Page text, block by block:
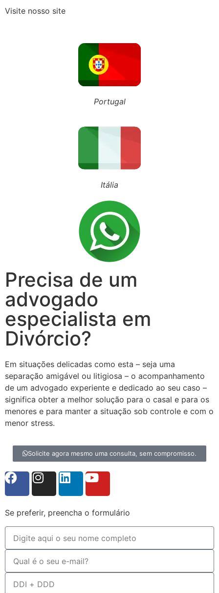
Siga nosso Tiktok
Precisa de um
advogado
especialista em
Divórcio?
Em situações delicadas como esta – seja uma
separação amigável ou litigiosa – o acompanhamento
de um advogado experiente e dedicado ao seu caso –
significa obter a melhor solução para o casal e para os
menores e para manter a situação sob controle e com o
menor stress.
Solicite agora mesmo uma consulta, sem compromisso.
Se preferir, preencha o formulário
Visite nosso site
Portugal
Itália